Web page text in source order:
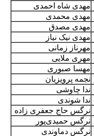
مهدی شاه احمدی
مهدی محمدی
مهدی مصدق
مهدی نیک نیاز
مهرناز زمانی
مهری ملایی
مهسا صبوری
نجمه پرویزیان
ندا چاوشی
ندا شوندی
نرگس حاج جعفری زاده
نرگس حمیدی‌پور
نرگس دماوندی